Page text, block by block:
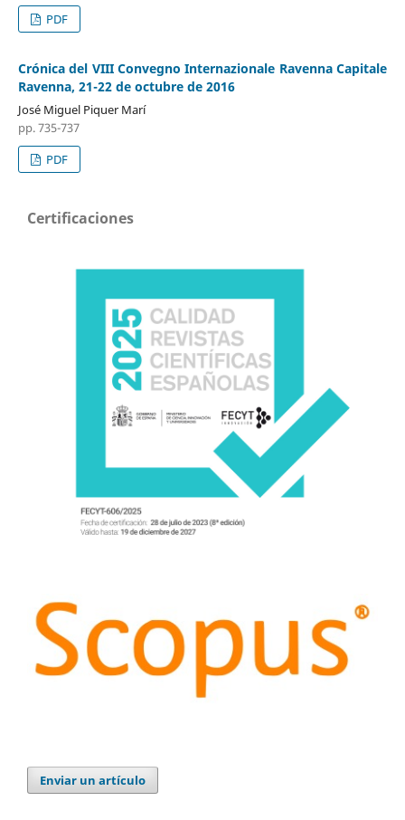
PDF
Crónica del VIII Convegno Internazionale Ravenna Capitale
Ravenna, 21-22 de octubre de 2016
José Miguel Piquer Marí
pp. 735-737
PDF
Certificaciones
Enviar un artículo